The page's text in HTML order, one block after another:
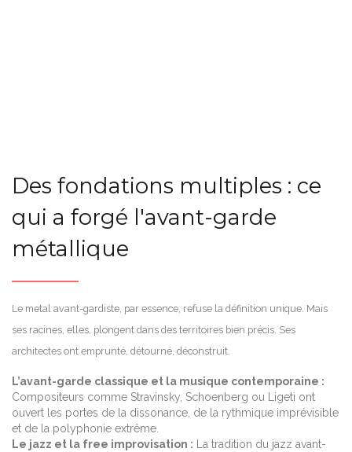
Des fondations multiples : ce
qui a forgé l'avant-garde
métallique
Le metal avant-gardiste, par essence, refuse la définition unique. Mais
ses racines, elles, plongent dans des territoires bien précis. Ses
architectes ont emprunté, détourné, déconstruit.
L’avant-garde classique et la musique contemporaine :
Compositeurs comme Stravinsky, Schoenberg ou Ligeti ont
ouvert les portes de la dissonance, de la rythmique imprévisible
et de la polyphonie extrême.
Le jazz et la free improvisation : La tradition du jazz avant-